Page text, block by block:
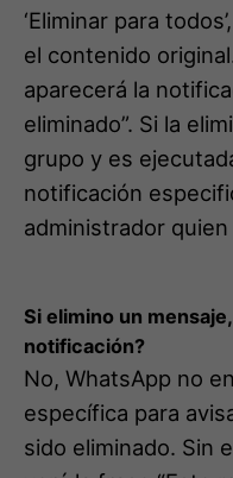
‘Eliminar para
el contenido
aparecerá la
eliminado”. Si la
grupo y es
notificación
administrador
Si elimino un
notificación?
No, WhatsApp no
específica para
sido eliminado. Sin